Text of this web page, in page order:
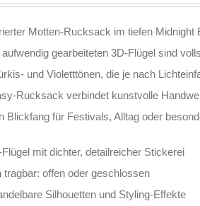
Motten-Rucksack im tiefen Midnight
gearbeiteten 3D-Flügel sind
und Violetttönen, die je nach
Rucksack verbindet kunstvolle
Blickfang für Festivals, Alltag oder
mit dichter, detailreicher Stickerei
tragbar: offen oder geschlossen
Silhouetten und Styling-Effekte